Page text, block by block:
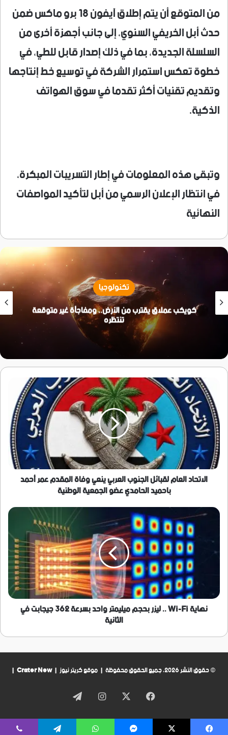
من المتوقع أن يتم إطلاق آيفون 18 برو ماكس ضمن
حدث أبل الخريفي السنوي، إلى جانب أجهزة أخرى من
السلسلة الجديدة، بما في ذلك إصدار قابل للطي، في
خطوة تعكس استمرار الشركة في توسيع خط إنتاجها
وتقديم تقنيات أكثر تقدما في سوق الهواتف
الذكية.
وتبقى هذه المعلومات في إطار التسريبات المبكرة،
في انتظار الإعلان الرسمي من أبل لتأكيد المواصفات
النهائية
تكنولوجيا
كويكب عملاق يقترب من الأرض.. ومفاجأة غير متوقعة
تنتظره
الاتحاد
العام
لقبائل
الجنوب
العربي
ينعي
وفاة
المقدم
عمرأحمد
باحميد
عضو
الجمعية
الوطنية
الاتحاد العام لقبائل الجنوب العربي ينعي وفاة المقدم عمر أحمد
باحميد الحامدي عضو الجمعية الوطنية
نهاية
Wi-
ليزر
واحد
بسرعة
362
جيجابت
الثانية
نهاية Wi-Fi .. ليزر بحجم ميليمتر واحد بسرعة 362 جيجابت في
الثانية
© حقوق النشر 2026، جميع الحقوق محفوظة | موقع كريتر نيوز | Crater New
|
فيسبوك انستقرامتيلقرام